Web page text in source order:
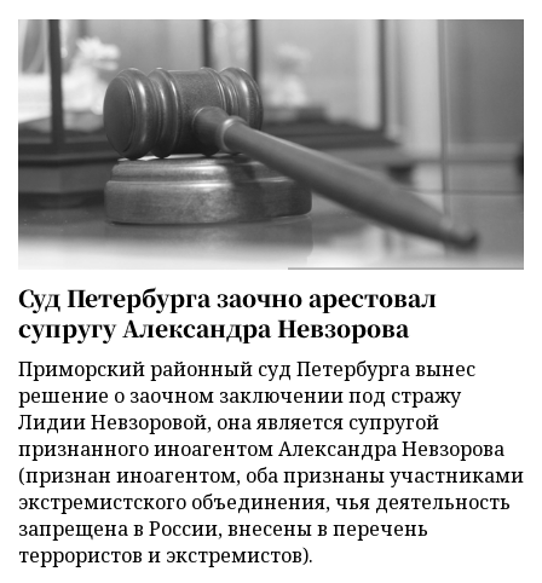
Суд Петербурга заочно арестовал
супругу Александра Невзорова
Приморский районный суд Петербурга вынес
решение о заочном заключении под стражу
Лидии Невзоровой, она является супругой
признанного иноагентом Александра Невзорова
(признан иноагентом, оба признаны участниками
экстремистского объединения, чья деятельность
запрещена в России, внесены в перечень
террористов и экстремистов).